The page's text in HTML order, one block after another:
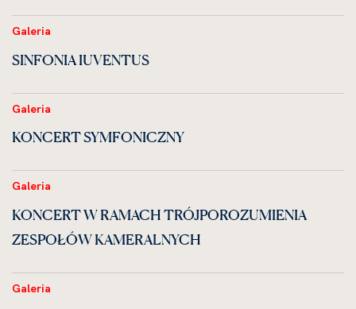
Galeria
SINFONIA IUVENTUS
Galeria
KONCERT SYMFONICZNY
Galeria
KONCERT W RAMACH TRÓJPOROZUMIENIA
ZESPOŁÓW KAMERALNYCH
Galeria